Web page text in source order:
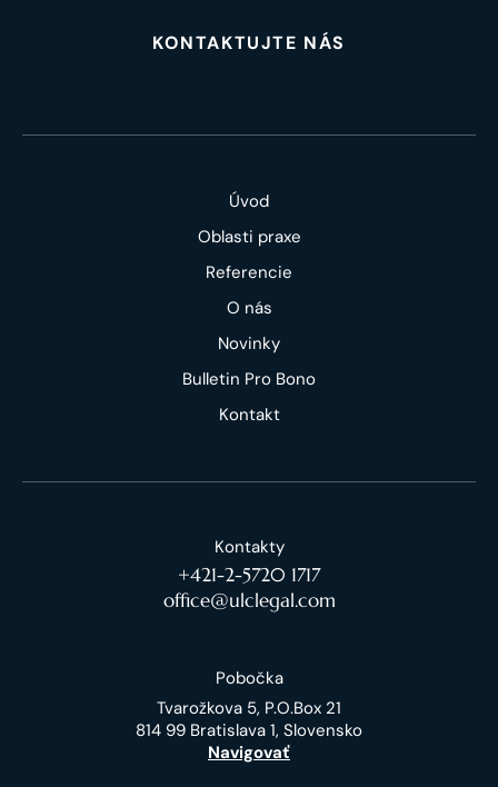
KONTAKTUJTE NÁS
Úvod
Oblasti praxe
Referencie
O nás
Novinky
Bulletin Pro Bono
Kontakt
Kontakty
+421-2-5720 1717
office@ulclegal.com
Pobočka
Tvarožkova 5, P.O.Box 21
814 99 Bratislava 1, Slovensko
Navigovať